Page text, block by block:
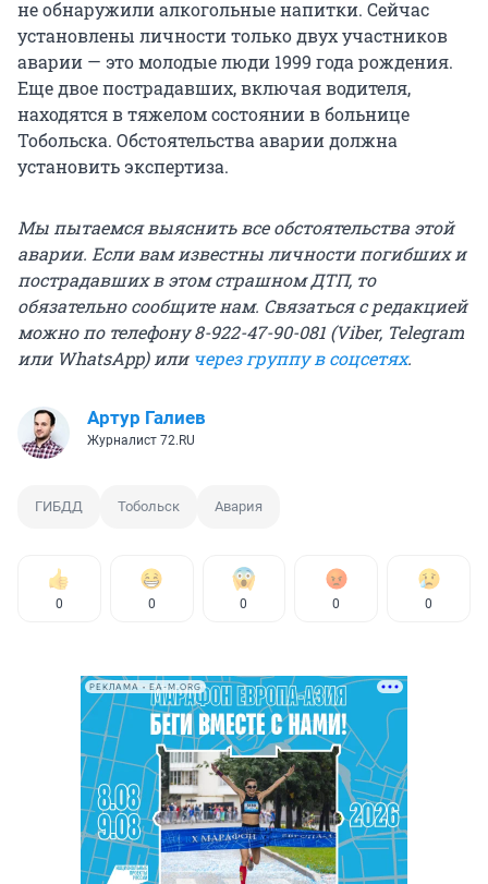
не обнаружили алкогольные напитки. Сейчас
установлены личности только двух участников
аварии — это молодые люди 1999 года рождения.
Еще двое пострадавших, включая водителя,
находятся в тяжелом состоянии в больнице
Тобольска. Обстоятельства аварии должна
установить экспертиза.
Мы пытаемся выяснить все обстоятельства этой
аварии. Если вам известны личности погибших и
пострадавших в этом страшном ДТП, то
обязательно сообщите нам. Связаться с редакцией
можно по телефону 8-922-47-90-081 (Viber, Telegram
или WhatsApp) или через группу в соцсетях.
Артур Галиев
Журналист 72.RU
ГИБДД Тобольск Авария
0 0 0 0 0
РЕКЛАМА • EA-M.ORG